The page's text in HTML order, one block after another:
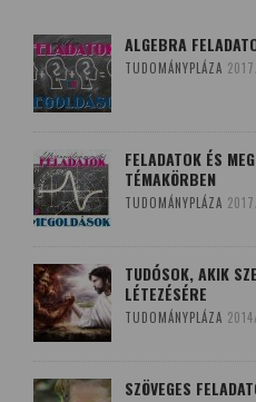
ALGEBRA
TUDOMÁNYPLÁZA
FELADATOK ÉS
TÉMAKÖRBEN
TUDOMÁNYPLÁZA
TUDÓSOK, AKIK
LÉTEZÉSÉRE
TUDOMÁNYPLÁZA
SZÖVEGES